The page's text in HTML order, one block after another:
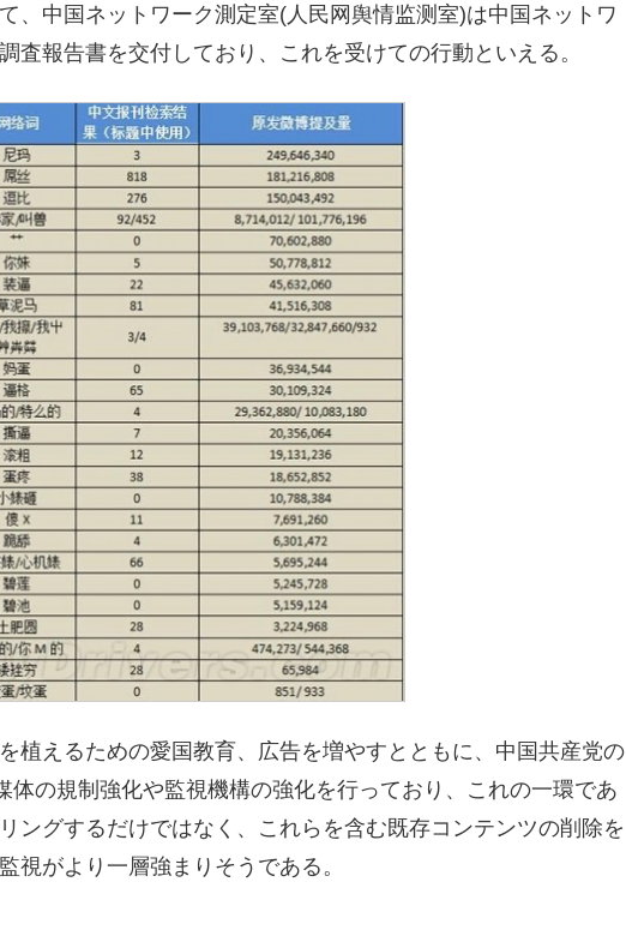
、中国ネットワーク測定室(人民网舆情监测室)は中国ネットワ
査報告書を交付しており、これを受けての行動といえる。
植えるための愛国教育、広告を増やすとともに、中国共産党の
体の規制強化や監視機構の強化を行っており、これの一環であ
ングするだけではなく、これらを含む既存コンテンツの削除を
視がより一層強まりそうである。